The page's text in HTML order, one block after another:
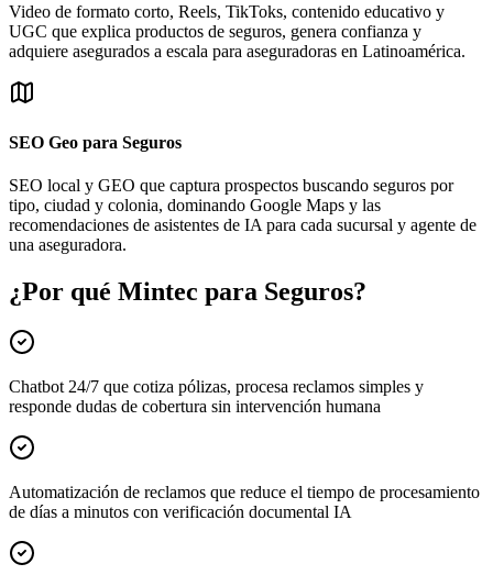
Video de formato corto, Reels, TikToks, contenido educativo y
UGC que explica productos de seguros, genera confianza y
adquiere asegurados a escala para aseguradoras en Latinoamérica.
SEO Geo para Seguros
SEO local y GEO que captura prospectos buscando seguros por
tipo, ciudad y colonia, dominando Google Maps y las
recomendaciones de asistentes de IA para cada sucursal y agente de
una aseguradora.
¿Por qué Mintec para Seguros?
Chatbot 24/7 que cotiza pólizas, procesa reclamos simples y
responde dudas de cobertura sin intervención humana
Automatización de reclamos que reduce el tiempo de procesamiento
de días a minutos con verificación documental IA